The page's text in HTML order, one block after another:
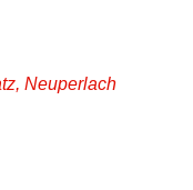
Neuperlach